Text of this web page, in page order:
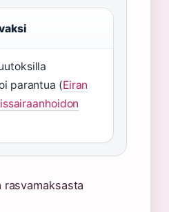
parantua (Eiran